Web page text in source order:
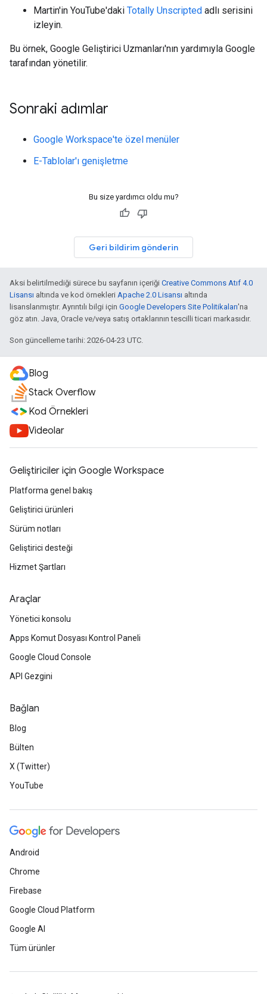
Martin'in YouTube'daki Totally Unscripted adlı serisini
izleyin.
Bu örnek, Google Geliştirici Uzmanları'nın yardımıyla Google
tarafından yönetilir.
Sonraki adımlar
Google Workspace'te özel menüler
E-Tablolar'ı genişletme
Bu size yardımcı oldu mu?
Geri bildirim gönderin
Aksi belirtilmediği sürece bu sayfanın içeriği Creative Commons Atıf 4.0
Lisansı altında ve kod örnekleri Apache 2.0 Lisansı altında
lisanslanmıştır. Ayrıntılı bilgi için Google Developers Site Politikaları'na
göz atın. Java, Oracle ve/veya satış ortaklarının tescilli ticari markasıdır.
Son güncelleme tarihi: 2026-04-23 UTC.
Blog
Stack Overflow
Kod Örnekleri
Videolar
Geliştiriciler için Google Workspace
Platforma genel bakış
Geliştirici ürünleri
Sürüm notları
Geliştirici desteği
Hizmet Şartları
Araçlar
Yönetici konsolu
Apps Komut Dosyası Kontrol Paneli
Google Cloud Console
API Gezgini
Bağlan
Blog
Bülten
X (Twitter)
YouTube
Android
Chrome
Firebase
Google Cloud Platform
Google AI
Tüm ürünler